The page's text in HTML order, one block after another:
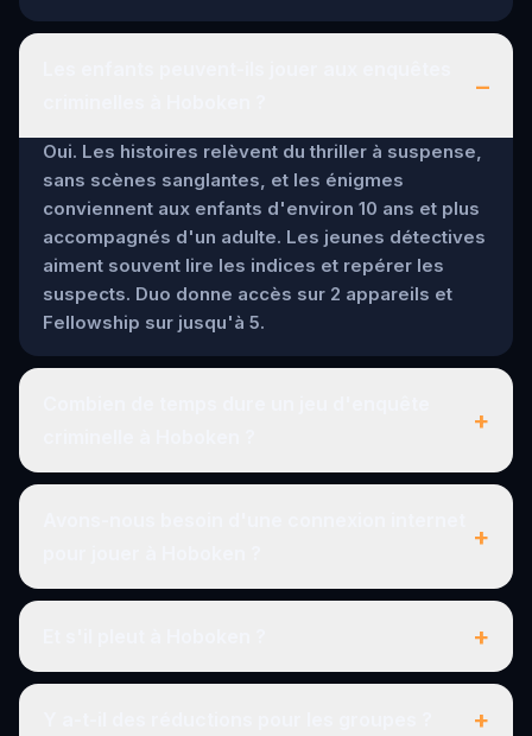
–
Oui. Les histoires relèvent du thriller à suspense,
sans scènes sanglantes, et les énigmes
conviennent aux enfants d'environ 10 ans et plus
accompagnés d'un adulte. Les jeunes détectives
aiment souvent lire les indices et repérer les
suspects. Duo donne accès sur 2 appareils et
Fellowship sur jusqu'à 5.
+
+
+
+